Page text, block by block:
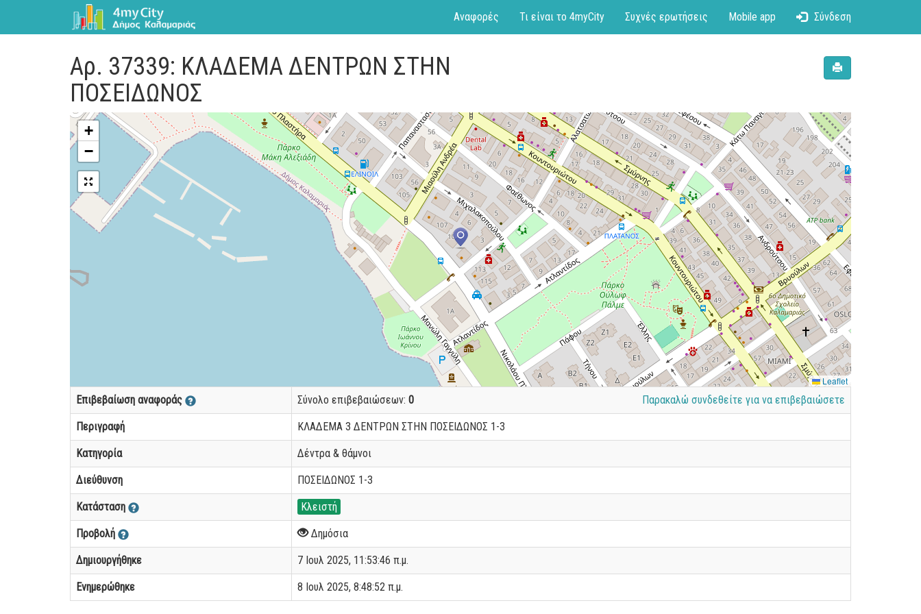
Αναφορές Τι είναι το 4myCity Συχνές ερωτήσεις Mobile app Σύνδεση
Αρ. 37339: ΚΛΑΔΕΜΑ ΔΕΝΤΡΩΝ ΣΤΗΝ
ΠΟΣΕΙΔΩΝΟΣ
+
−
Leaflet
Επιβεβαίωση αναφοράς Σύνολο επιβεβαιώσεων: 0 Παρακαλώ συνδεθείτε για να επιβεβαιώσετε
Περιγραφή ΚΛΑΔΕΜΑ 3 ΔΕΝΤΡΩΝ ΣΤΗΝ ΠΟΣΕΙΔΩΝΟΣ 1-3
Κατηγορία Δέντρα & θάμνοι
Διεύθυνση ΠΟΣΕΙΔΩΝΟΣ 1-3
Κατάσταση Κλειστή
Προβολή Δημόσια
Δημιουργήθηκε 7 Ιουλ 2025, 11:53:46 π.μ.
Ενημερώθηκε 8 Ιουλ 2025, 8:48:52 π.μ.